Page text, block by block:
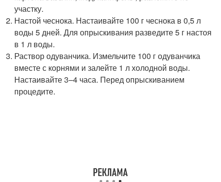
участку.
Настой чеснока. Настаивайте 100 г чеснока в 0,5 л
воды 5 дней. Для опрыскивания разведите 5 г настоя
в 1 л воды.
Раствор одуванчика. Измельчите 100 г одуванчика
вместе с корнями и залейте 1 л холодной воды.
Настаивайте 3–4 часа. Перед опрыскиванием
процедите.